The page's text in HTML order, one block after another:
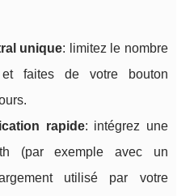
unique: limitez le nombre
faites de votre bouton
rapide: intégrez une
(par exemple avec un
utilisé par votre